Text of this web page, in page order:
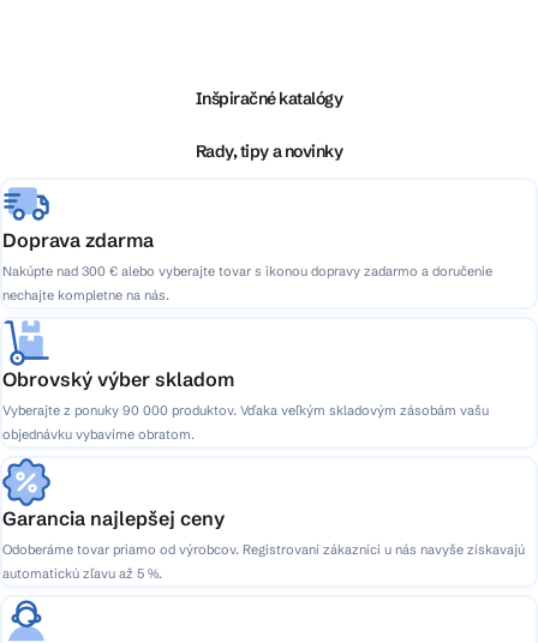
e
Inšpiračné katalógy
Rady, tipy a novinky
Doprava zdarma
Nakúpte nad 300 € alebo vyberajte tovar s ikonou dopravy zadarmo a doručenie
nechajte kompletne na nás.
Obrovský výber skladom
Vyberajte z ponuky 90 000 produktov. Vďaka veľkým skladovým zásobám vašu
objednávku vybavíme obratom.
Garancia najlepšej ceny
Odoberáme tovar priamo od výrobcov. Registrovaní zákazníci u nás navyše získavajú
automatickú zľavu až 5 %.